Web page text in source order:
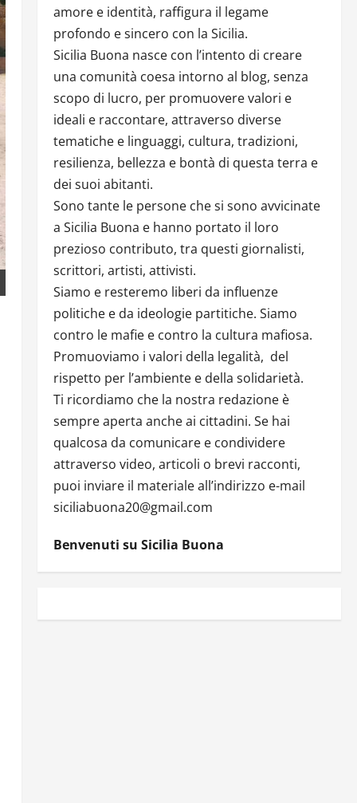
amore e identità, raffigura il legame
profondo e sincero con la Sicilia.
Sicilia Buona nasce con l’intento di creare
una comunità coesa intorno al blog, senza
scopo di lucro, per promuovere valori e
ideali e raccontare, attraverso diverse
tematiche e linguaggi, cultura, tradizioni,
resilienza, bellezza e bontà di questa terra e
dei suoi abitanti.
Sono tante le persone che si sono avvicinate
a Sicilia Buona e hanno portato il loro
prezioso contributo, tra questi giornalisti,
scrittori, artisti, attivisti.
Siamo e resteremo liberi da influenze
politiche e da ideologie partitiche. Siamo
contro le mafie e contro la cultura mafiosa.
Promuoviamo i valori della legalità, del
rispetto per l’ambiente e della solidarietà.
Ti ricordiamo che la nostra redazione è
sempre aperta anche ai cittadini. Se hai
qualcosa da comunicare e condividere
attraverso video, articoli o brevi racconti,
puoi inviare il materiale all’indirizzo e-mail
siciliabuona20@gmail.com
Benvenuti su Sicilia Buona